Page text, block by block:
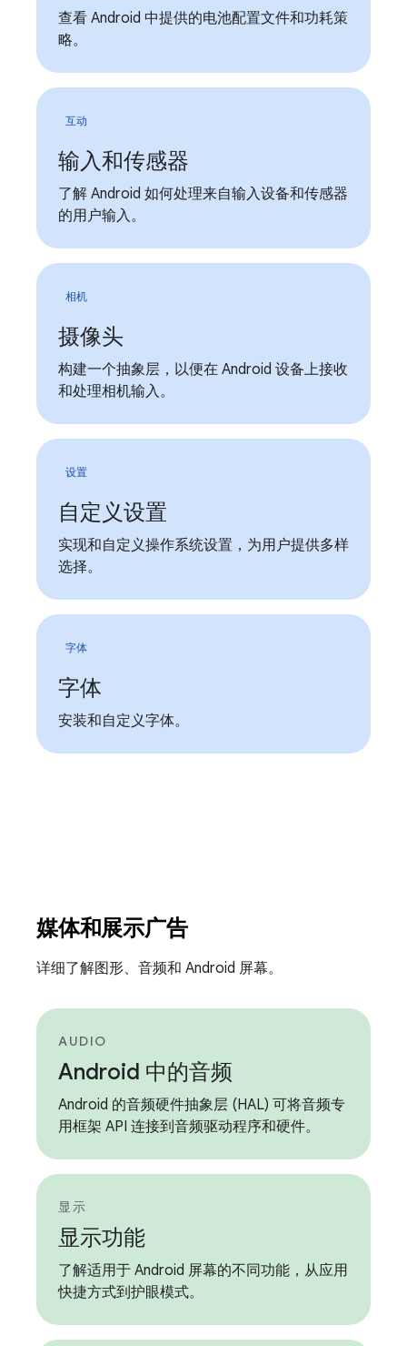
查看 Android 中提供的电池配置文件和功耗策
略。
互动
输入和传感器
了解 Android 如何处理来自输入设备和传感器
的用户输入。
相机
摄像头
构建一个抽象层，以便在 Android 设备上接收
和处理相机输入。
设置
自定义设置
实现和自定义操作系统设置，为用户提供多样
选择。
字体
字体
安装和自定义字体。
媒体和展示广告
详细了解图形、音频和 Android 屏幕。
AUDIO
Android 中的音频
Android 的音频硬件抽象层 (HAL) 可将音频专
用框架 API 连接到音频驱动程序和硬件。
显示
显示功能
了解适用于 Android 屏幕的不同功能，从应用
快捷方式到护眼模式。